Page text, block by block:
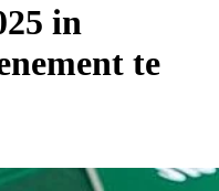
in
te